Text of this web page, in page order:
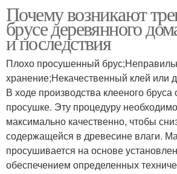
Почему возникают
брусе деревянного
и последствия
Плохо просушенный
хранение;Некачественный клей или
В ходе производства клееного бруса
просушке. Эту процедуру
максимально качественно, чтобы
содержащейся в древесине влаги.
просушивается на основе
обеспечением определенных